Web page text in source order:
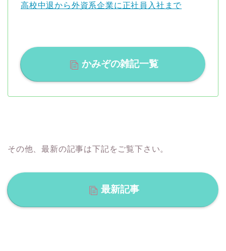
高校中退から外資系企業に正社員入社まで
かみぞの雑記一覧
その他、最新の記事は下記をご覧下さい。
最新記事